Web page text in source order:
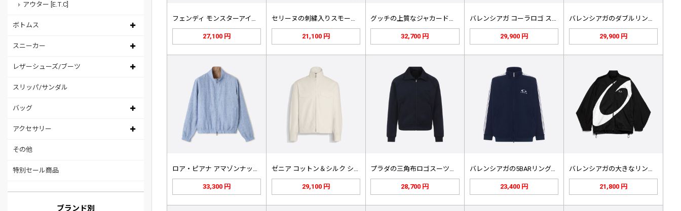
アウター [E.T.C]
ボトムス
スニーカー
レザーシューズ/ブーツ
スリッパ/サンダル
バッグ
アクセサリー
その他
特別セール商品
ブランド別
27,100 円 21,100 円 32,700 円 29,900 円 29,900 円
ロア・ピアナ アマゾンナッツ ダブル…
33,300 円
ゼニア コットン＆シルク シャツジャ…
29,100 円
プラダの三角布ロゴスーツジャケット
28,700 円
バレンシアガの5BARリング、ポーラ…
23,400 円
バレンシアガの大きなリングステッチの…
21,800 円